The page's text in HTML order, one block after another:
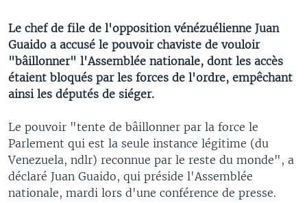
Le chef de file de l'opposition vénézuélienne Juan
Guaido a accusé le pouvoir chaviste de vouloir
"bâillonner" l'Assemblée nationale, dont les accès
étaient bloqués par les forces de l'ordre, empêchant
ainsi les députés de siéger.
Le pouvoir "tente de bâillonner par la force le
Parlement qui est la seule instance légitime (du
Venezuela, ndlr) reconnue par le reste du monde", a
déclaré Juan Guaido, qui préside l'Assemblée
nationale, mardi lors d'une conférence de presse.